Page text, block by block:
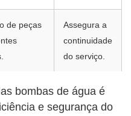
de peças
Assegura a
continuidade
do serviço.
bombas de água é
e segurança do